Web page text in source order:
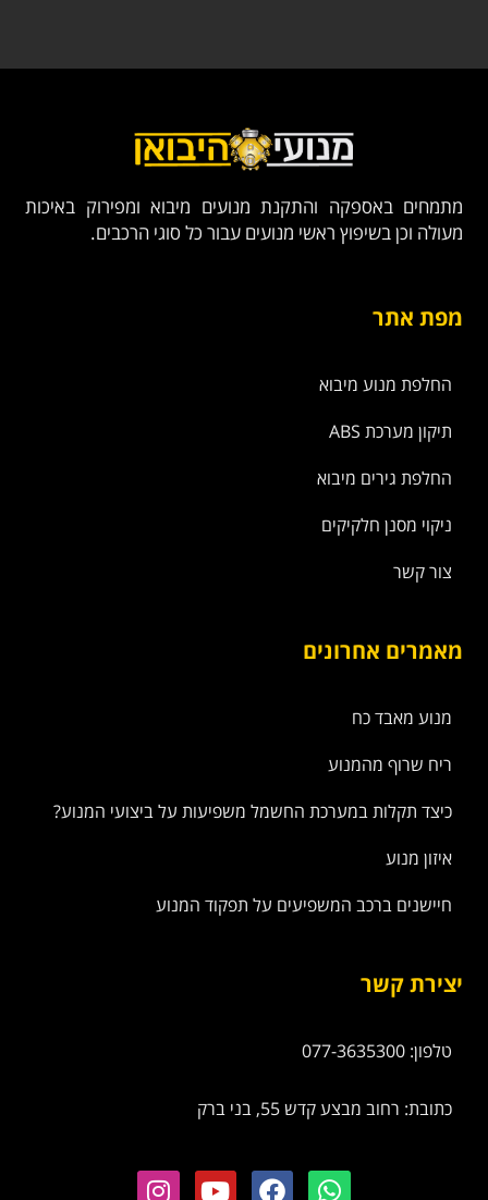
מתמחים באספקה והתקנת מנועים מיבוא ומפירוק באיכות
מעולה וכן בשיפוץ ראשי מנועים עבור כל סוגי הרכבים.
מפת אתר
החלפת מנוע מיבוא
תיקון מערכת ABS
החלפת גירים מיבוא
ניקוי מסנן חלקיקים
צור קשר
מאמרים אחרונים
מנוע מאבד כח
ריח שרוף מהמנוע
כיצד תקלות במערכת החשמל משפיעות על ביצועי המנוע?
איזון מנוע
חיישנים ברכב המשפיעים על תפקוד המנוע
יצירת קשר
טלפון: 077-3635300
כתובת: רחוב מבצע קדש 55, בני ברק